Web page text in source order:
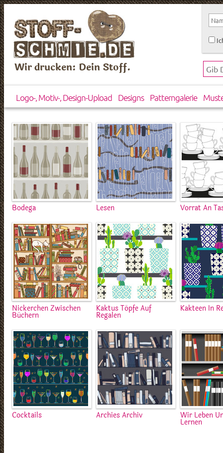
Wir drucken: Dein Stoff.
Logo-, Motiv-, Design-Upload Designs Patterngalerie
Bodega Lesen Vorrat An
Nickerchen Zwischen
Büchern
Kaktus Töpfe Auf
Regalen
Kakteen In
Cocktails Archies Archiv Wir Leben
Lernen